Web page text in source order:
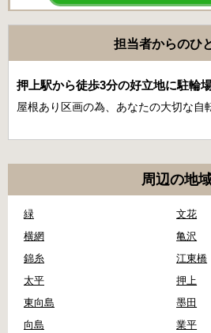
担当者からのひ
押上駅から徒歩3分の好立地に駐輪
屋根あり区画の為、あなたの大切な自
周辺の地
緑
文花
横網
亀沢
錦糸
江東橋
太平
押上
東向島
墨田
向島
業平